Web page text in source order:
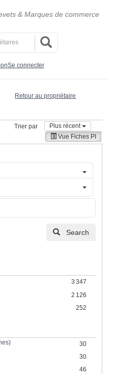
& Marques de commerce
Se connecter
Retour au propriétaire
Trier par
Plus récent
Vue Fiches PI
Search
3 347
2 126
252
30
30
46